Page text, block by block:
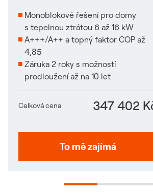
Monoblokové řešení pro domy
s tepelnou ztrátou 6 až 16 kW
A+++/A++ a topný faktor COP až
4,85
Záruka 2 roky s možností
prodloužení až na 10 let
Celková cena 347 402
To mě zajímá